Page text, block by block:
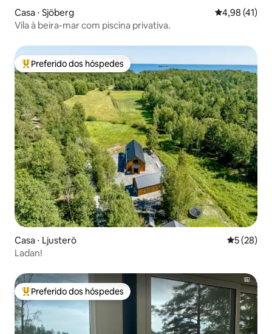
Casa ⋅ Sjöberg 4,98 de uma
4,98 (41)
Vila à beira-mar com piscina privativa.
Entre os melhores preferidos dos hóspedes
Preferido dos hóspedes
Casa ⋅ Ljusterö 5 de uma
5 (28)
Ladan!
Entre os melhores preferidos dos hóspedes
Preferido dos hóspedes